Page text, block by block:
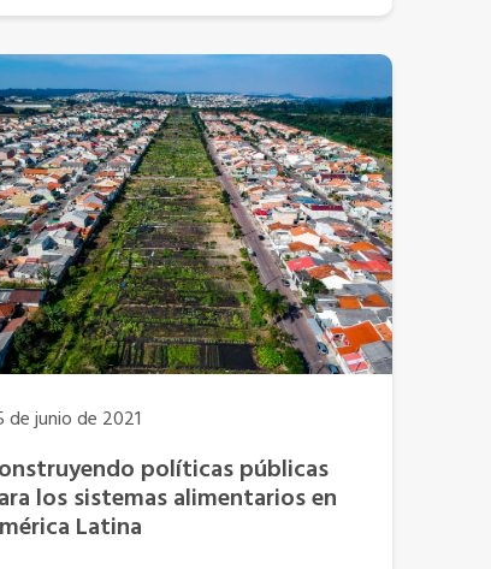
de junio de 2021
políticas públicas
los sistemas alimentarios en
Latina